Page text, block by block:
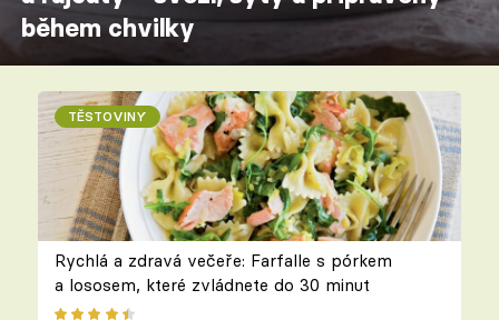
během chvilky
TĚSTOVINY
Rychlá a zdravá večeře: Farfalle s pórkem
a lososem, které zvládnete do 30 minut